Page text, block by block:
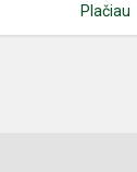
Plačiau